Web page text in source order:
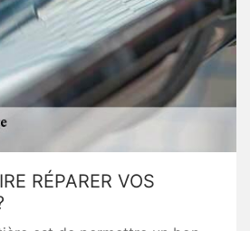
RÉPARER VOS